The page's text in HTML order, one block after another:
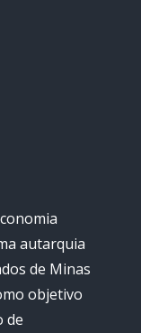
autarquia
de Minas
objetivo
de